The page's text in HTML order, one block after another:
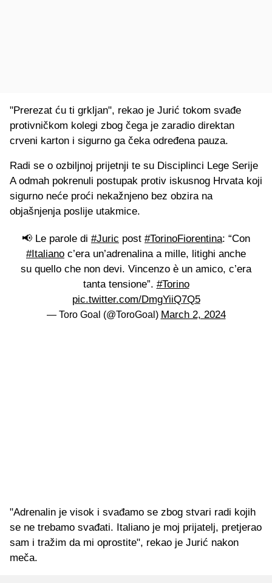
"Prerezat ću ti grkljan", rekao je Jurić tokom svađe
protivničkom kolegi zbog čega je zaradio direktan
crveni karton i sigurno ga čeka određena pauza.
Radi se o ozbiljnoj prijetnji te su Disciplinci Lege Serije
A odmah pokrenuli postupak protiv iskusnog Hrvata koji
sigurno neće proći nekažnjeno bez obzira na
objašnjenja poslije utakmice.
📢 Le parole di #Juric post #TorinoFiorentina: “Con
#Italiano c’era un’adrenalina a mille, litighi anche
su quello che non devi. Vincenzo è un amico, c’era
tanta tensione”. #Torino
pic.twitter.com/DmgYiiQ7Q5
— Toro Goal (@ToroGoal) March 2, 2024
"Adrenalin je visok i svađamo se zbog stvari radi kojih
se ne trebamo svađati. Italiano je moj prijatelj, pretjerao
sam i tražim da mi oprostite", rekao je Jurić nakon
meča.